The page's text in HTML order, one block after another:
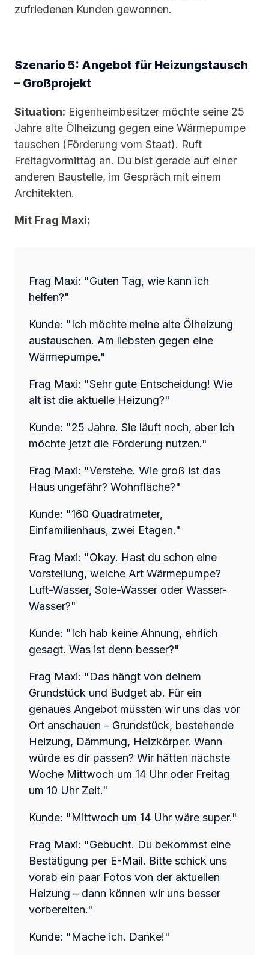
zufriedenen Kunden gewonnen.
Szenario 5: Angebot für Heizungstausch
– Großprojekt
Situation: Eigenheimbesitzer möchte seine 25
Jahre alte Ölheizung gegen eine Wärmepumpe
tauschen (Förderung vom Staat). Ruft
Freitagvormittag an. Du bist gerade auf einer
anderen Baustelle, im Gespräch mit einem
Architekten.
Mit Frag Maxi:
Frag Maxi: "Guten Tag, wie kann ich
helfen?"
Kunde: "Ich möchte meine alte Ölheizung
austauschen. Am liebsten gegen eine
Wärmepumpe."
Frag Maxi: "Sehr gute Entscheidung! Wie
alt ist die aktuelle Heizung?"
Kunde: "25 Jahre. Sie läuft noch, aber ich
möchte jetzt die Förderung nutzen."
Frag Maxi: "Verstehe. Wie groß ist das
Haus ungefähr? Wohnfläche?"
Kunde: "160 Quadratmeter,
Einfamilienhaus, zwei Etagen."
Frag Maxi: "Okay. Hast du schon eine
Vorstellung, welche Art Wärmepumpe?
Luft-Wasser, Sole-Wasser oder Wasser-
Wasser?"
Kunde: "Ich hab keine Ahnung, ehrlich
gesagt. Was ist denn besser?"
Frag Maxi: "Das hängt von deinem
Grundstück und Budget ab. Für ein
genaues Angebot müssten wir uns das vor
Ort anschauen – Grundstück, bestehende
Heizung, Dämmung, Heizkörper. Wann
würde es dir passen? Wir hätten nächste
Woche Mittwoch um 14 Uhr oder Freitag
um 10 Uhr Zeit."
Kunde: "Mittwoch um 14 Uhr wäre super."
Frag Maxi: "Gebucht. Du bekommst eine
Bestätigung per E-Mail. Bitte schick uns
vorab ein paar Fotos von der aktuellen
Heizung – dann können wir uns besser
vorbereiten."
Kunde: "Mache ich. Danke!"